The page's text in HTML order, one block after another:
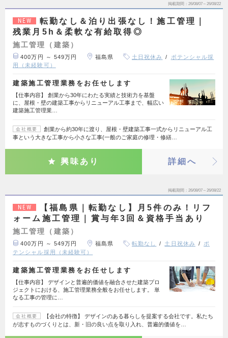
掲載期間 26/08/07～26/08/22
NEW
転勤なし＆泊り出張なし！施工管理｜
残業月5h＆柔軟な有給取得◎
施工管理（建築）
400万円 ～ 549万円 福島県 土日祝休み
ポテンシャル採
用（未経験可）
建築施工管理業務をお任せします
【仕事内容】 創業から30年にわたる実績と技術力を基盤
に、屋根・壁の建築工事からリニューアル工事まで、幅広い
建築施工管理業…
会社概要
創業から約30年に渡り、屋根・壁建築工事一式からリニューアル工
事という大きな工事から小さな工事(一般のご家庭の修理・修繕…
興味あり 詳細へ
掲載期間 26/08/07～26/08/22
NEW
【福島県｜転勤なし】月5件のみ！リフ
ォーム施工管理｜賞与年3回＆資格手当あり
施工管理（建築）
400万円 ～ 549万円 福島県 転勤なし 土日祝休み
ポ
テンシャル採用（未経験可）
建築施工管理業務をお任せします
【仕事内容】 デザインと普遍的価値を融合させた建築プロ
ジェクトにおける、施工管理業務全般をお任せします。 単
なる工事の管理に…
会社概要
【会社の特徴】 デザインのある暮らしを提案する会社です。私たち
が志すものづくりとは、新・旧の良い点を取り入れ、普遍的価値を…